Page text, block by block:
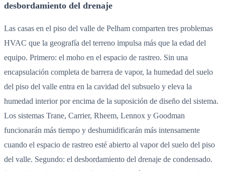
desbordamiento del drenaje
Las casas en el piso del valle de Pelham comparten tres problemas
HVAC que la geografía del terreno impulsa más que la edad del
equipo. Primero: el moho en el espacio de rastreo. Sin una
encapsulación completa de barrera de vapor, la humedad del suelo
del piso del valle entra en la cavidad del subsuelo y eleva la
humedad interior por encima de la suposición de diseño del sistema.
Los sistemas Trane, Carrier, Rheem, Lennox y Goodman
funcionarán más tiempo y deshumidificarán más intensamente
cuando el espacio de rastreo esté abierto al vapor del suelo del piso
del valle. Segundo: el desbordamiento del drenaje de condensado.